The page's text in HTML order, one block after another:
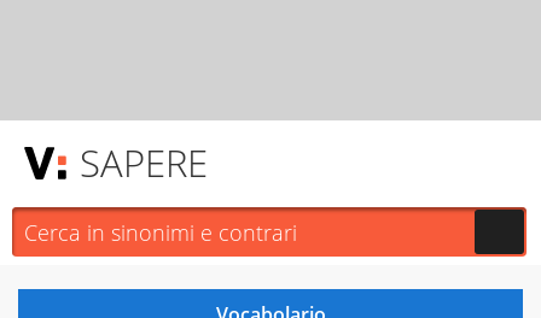
SAPERE